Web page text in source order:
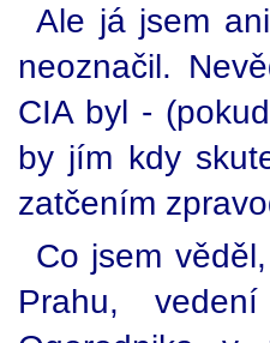
Ale já jsem
neoznačil.
CIA byl -
by jím kdy
zatčením
Co jsem
Prahu,